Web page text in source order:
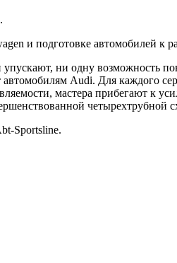
и подготовке автомобилей к
ни одну возможность
Audi. Для каждого
мастера прибегают к
четырехтрубной
Sportsline.